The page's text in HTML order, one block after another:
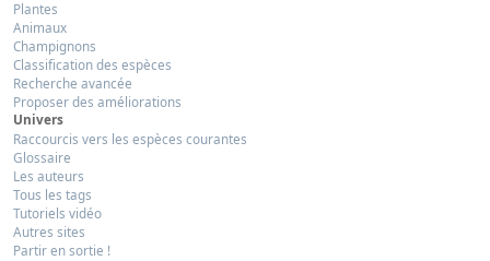
Plantes
Animaux
Champignons
Classification des espèces
Recherche avancée
Proposer des améliorations
Univers
Raccourcis vers les espèces courantes
Glossaire
Les auteurs
Tous les tags
Tutoriels vidéo
Autres sites
Partir en sortie !